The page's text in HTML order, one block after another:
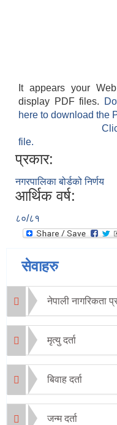
It appears your
display PDF files.
here to download the
file.
प्रकार:
नगरपालिका बोर्डको निर्णय
आर्थिक वर्ष:
८०/८१
सेवाहरु
नेपाली नागरिकता
मृत्यु दर्ता
बिवाह दर्ता
जन्म दर्ता